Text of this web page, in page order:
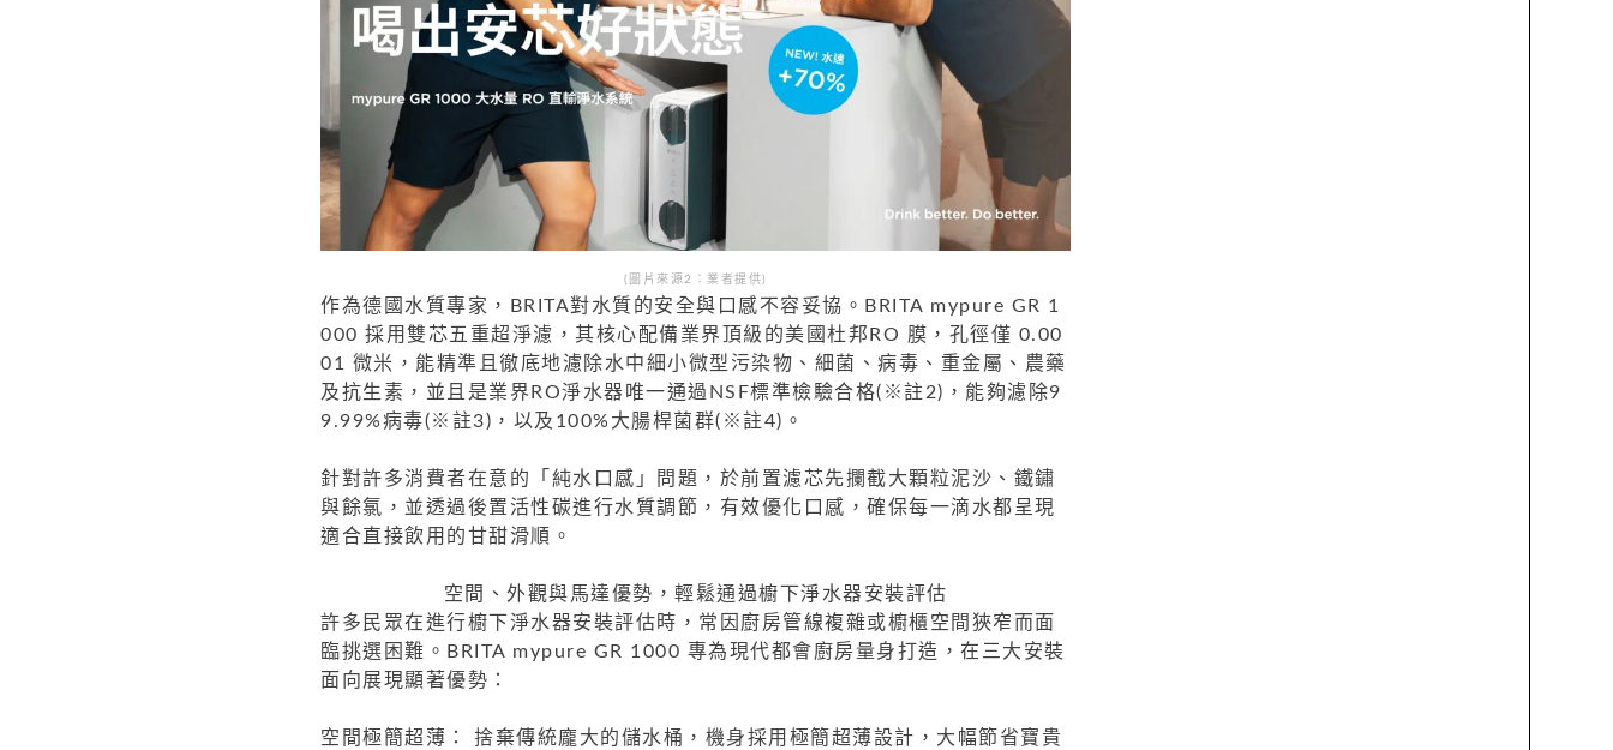
(圖片來源2：業者提供)
作為德國水質專家，BRITA對水質的安全與口感不容妥協。BRITA mypure GR 1
000 採用雙芯五重超淨濾，其核心配備業界頂級的美國杜邦RO 膜，孔徑僅 0.00
01 微米，能精準且徹底地濾除水中細小微型污染物、細菌、病毒、重金屬、農藥
及抗生素，並且是業界RO淨水器唯一通過NSF標準檢驗合格(※註2)，能夠濾除9
9.99%病毒(※註3)，以及100%大腸桿菌群(※註4)。
針對許多消費者在意的「純水口感」問題，於前置濾芯先攔截大顆粒泥沙、鐵鏽
與餘氯，並透過後置活性碳進行水質調節，有效優化口感，確保每一滴水都呈現
適合直接飲用的甘甜滑順。
空間、外觀與馬達優勢，輕鬆通過櫥下淨水器安裝評估
許多民眾在進行櫥下淨水器安裝評估時，常因廚房管線複雜或櫥櫃空間狹窄而面
臨挑選困難。BRITA mypure GR 1000 專為現代都會廚房量身打造，在三大安裝
面向展現顯著優勢：
空間極簡超薄： 捨棄傳統龐大的儲水桶，機身採用極簡超薄設計，大幅節省寶貴